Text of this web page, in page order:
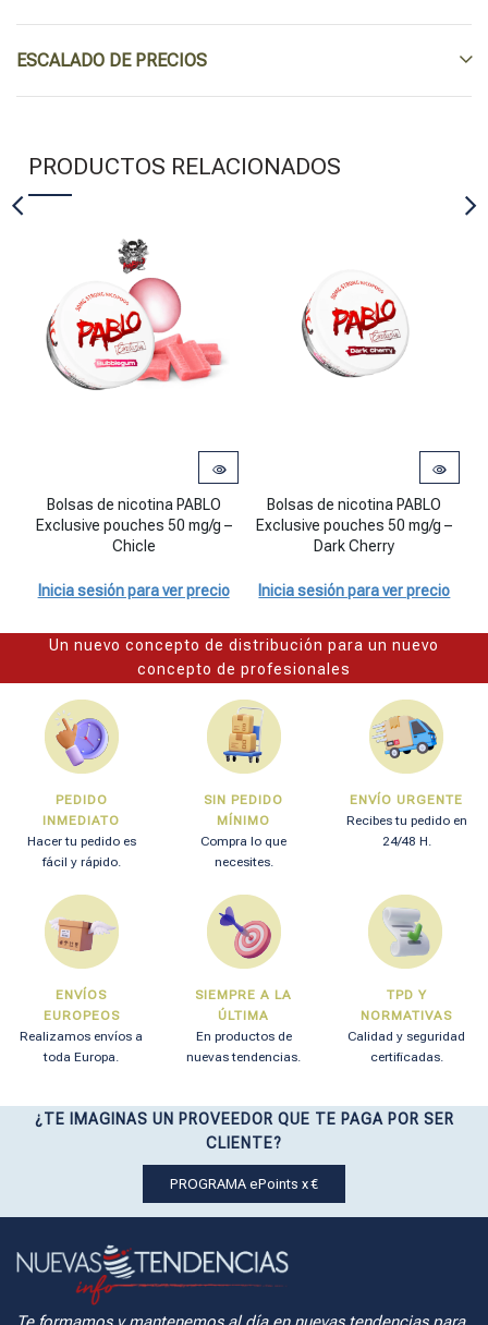
ESCALADO DE PRECIOS
PRODUCTOS RELACIONADOS
Bolsas de nicotina PABLO Exclusive pouches 50 mg/g - Chicle
Bolsas de nicotina PABLO
Exclusive pouches 50 mg/g –
Chicle
Inicia sesión para ver precio
Bolsas de nicotina PABLO
Bolsas de nicotina PABLO
Exclusive pouches 50 mg/g –
Dark Cherry
Inicia sesión para ver precio
Un nuevo concepto de distribución para un nuevo
concepto de profesionales
PEDIDO
INMEDIATO
Hacer tu pedido es
fácil y rápido.
SIN PEDIDO
MÍNIMO
Compra lo que
necesites.
ENVÍO URGENTE
Recibes tu pedido en
24/48 H.
ENVÍOS
EUROPEOS
Realizamos envíos a
toda Europa.
SIEMPRE A LA
ÚLTIMA
En productos de
nuevas tendencias.
TPD Y
NORMATIVAS
Calidad y seguridad
certificadas.
¿TE IMAGINAS UN PROVEEDOR QUE TE PAGA POR SER
CLIENTE?
PROGRAMA ePoints x €